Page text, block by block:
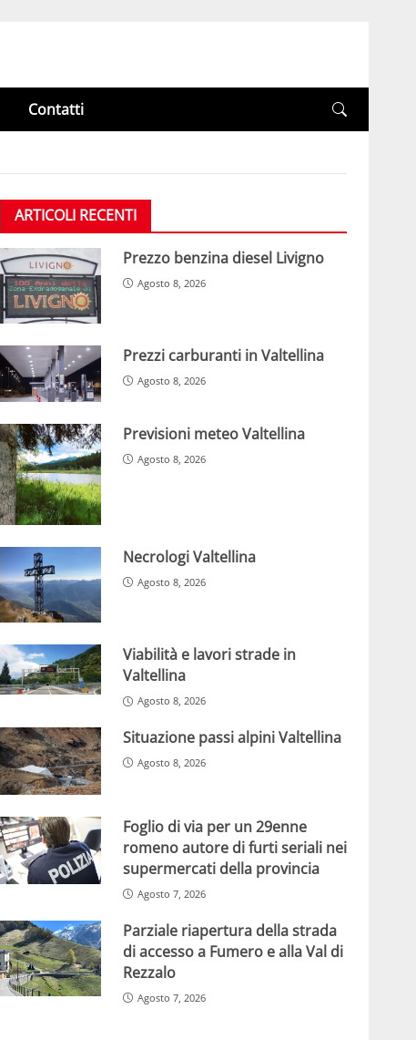
Contatti
ARTICOLI RECENTI
Prezzo benzina diesel Livigno
Agosto 8, 2026
Prezzi carburanti in Valtellina
Agosto 8, 2026
Previsioni meteo Valtellina
Agosto 8, 2026
Necrologi Valtellina
Agosto 8, 2026
Viabilità e lavori strade in
Valtellina
Agosto 8, 2026
Situazione passi alpini Valtellina
Agosto 8, 2026
Foglio di via per un 29enne
romeno autore di furti seriali nei
supermercati della provincia
Agosto 7, 2026
Parziale riapertura della strada
di accesso a Fumero e alla Val di
Rezzalo
Agosto 7, 2026